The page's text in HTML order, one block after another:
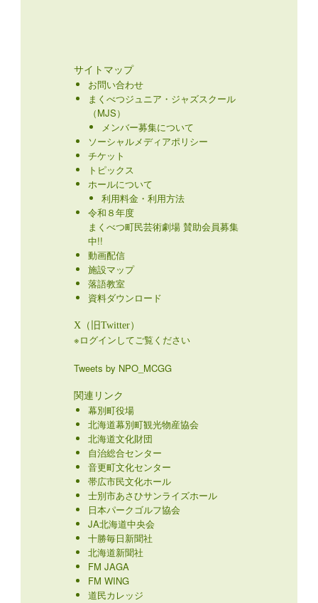
サイトマップ
お問い合わせ
まくべつジュニア・ジャズスクール
（MJS）
メンバー募集について
ソーシャルメディアポリシー
チケット
トピックス
ホールについて
利用料金・利用方法
令和８年度
まくべつ町民芸術劇場 賛助会員募集
中!!
動画配信
施設マップ
落語教室
資料ダウンロード
X（旧Twitter）
※ログインしてご覧ください
Tweets by NPO_MCGG
関連リンク
幕別町役場
北海道幕別町観光物産協会
北海道文化財団
自治総合センター
音更町文化センター
帯広市民文化ホール
士別市あさひサンライズホール
日本パークゴルフ協会
JA北海道中央会
十勝毎日新聞社
北海道新聞社
FM JAGA
FM WING
道民カレッジ